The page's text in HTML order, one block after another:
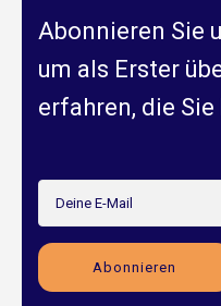
Abonnieren Sie
um als Erster
erfahren, die